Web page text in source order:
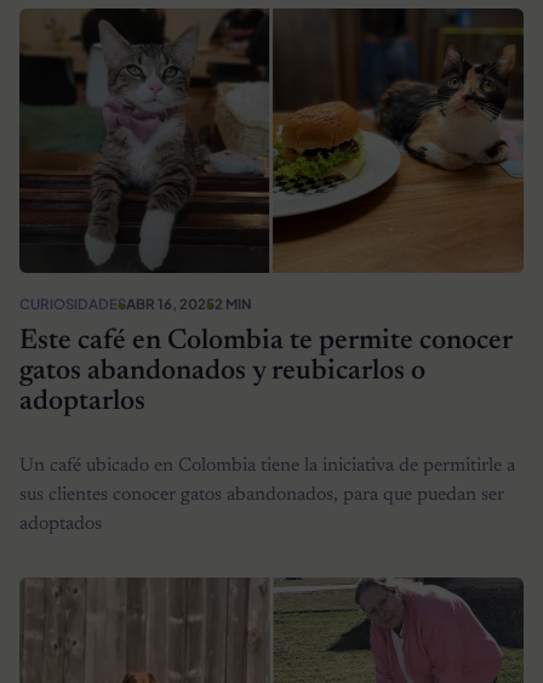
CURIOSIDADESABR 16, 20252 MIN
Este café en Colombia te permite conocer
gatos abandonados y reubicarlos o
adoptarlos
Un café ubicado en Colombia tiene la iniciativa de permitirle a
sus clientes conocer gatos abandonados, para que puedan ser
adoptados